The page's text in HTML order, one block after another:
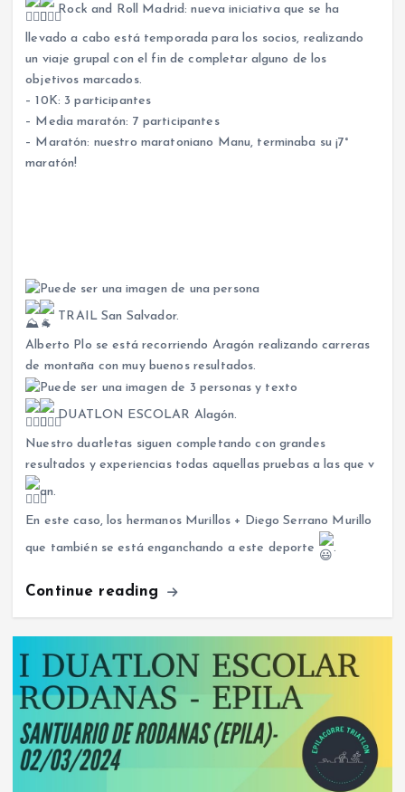
Rock and Roll Madrid: nueva iniciativa que se ha
llevado a cabo está temporada para los socios, realizando
un viaje grupal con el fin de completar alguno de los
objetivos marcados.
– 10K: 3 participantes
– Media maratón: 7 participantes
– Maratón: nuestro maratoniano Manu, terminaba su ¡7°
maratón!
TRAIL San Salvador.
Alberto Plo se está recorriendo Aragón realizando carreras
de montaña con muy buenos resultados.
DUATLON ESCOLAR Alagón.
Nuestro duatletas siguen completando con grandes
resultados y experiencias todas aquellas pruebas a las que v
an.
En este caso, los hermanos Murillos + Diego Serrano Murillo
que también se está enganchando a este deporte .
Continue reading